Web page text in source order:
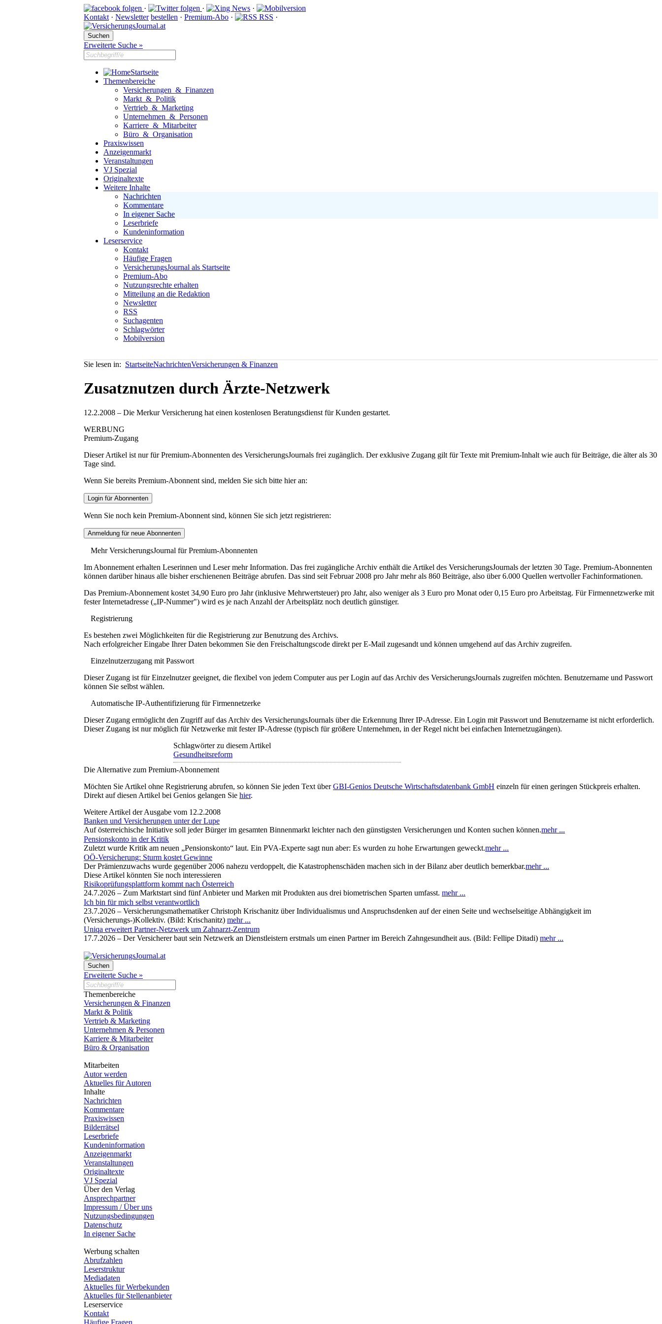
· ·
·
Kontakt · Newsletter bestellen · Premium-Abo · RSS ·
Erweiterte Suche »
Startseite
Themenbereiche
Versicherungen & Finanzen
Markt & Politik
Vertrieb & Marketing
Unternehmen & Personen
Karriere & Mitarbeiter
Büro & Organisation
Praxiswissen
Anzeigenmarkt
Veranstaltungen
VJ Spezial
Originaltexte
Weitere Inhalte
Nachrichten
Kommentare
In eigener Sache
Leserbriefe
Kundeninformation
Leserservice
Kontakt
Häufige Fragen
VersicherungsJournal als Startseite
Premium-Abo
Nutzungsrechte erhalten
Mitteilung an die Redaktion
Newsletter
RSS
Suchagenten
Schlagwörter
Mobilversion
Sie lesen in: StartseiteNachrichtenVersicherungen & Finanzen
Zusatznutzen durch Ärzte-Netzwerk
12.2.2008 – Die Merkur Versicherung hat einen kostenlosen Beratungsdienst für Kunden gestartet.
WERBUNG
Premium-Zugang
Dieser Artikel ist nur für Premium-Abonnenten des VersicherungsJournals frei zugänglich. Der exklusive Zugang gilt für Texte mit Premium-Inhalt wie auch für Beiträge, die älter als 30
Tage sind.
Wenn Sie bereits Premium-Abonnent sind, melden Sie sich bitte hier an:
Wenn Sie noch kein Premium-Abonnent sind, können Sie sich jetzt registrieren:
Mehr VersicherungsJournal für Premium-Abonnenten
Im Abonnement erhalten Leserinnen und Leser mehr Information. Das frei zugängliche Archiv enthält die Artikel des VersicherungsJournals der letzten 30 Tage. Premium-Abonnenten
können darüber hinaus alle bisher erschienenen Beiträge abrufen. Das sind seit Februar 2008 pro Jahr mehr als 860 Beiträge, also über 6.000 Quellen wertvoller Fachinformationen.
Das Premium-Abonnement kostet 34,90 Euro pro Jahr (inklusive Mehrwertsteuer) pro Jahr, also weniger als 3 Euro pro Monat oder 0,15 Euro pro Arbeitstag. Für Firmennetzwerke mit
fester Internetadresse („IP-Nummer") wird es je nach Anzahl der Arbeitsplätz noch deutlich günstiger.
Registrierung
Es bestehen zwei Möglichkeiten für die Registrierung zur Benutzung des Archivs.
Nach erfolgreicher Eingabe Ihrer Daten bekommen Sie den Freischaltungscode direkt per E-Mail zugesandt und können umgehend auf das Archiv zugreifen.
Einzelnutzerzugang mit Passwort
Dieser Zugang ist für Einzelnutzer geeignet, die flexibel von jedem Computer aus per Login auf das Archiv des VersicherungsJournals zugreifen möchten. Benutzername und Passwort
können Sie selbst wählen.
Automatische IP-Authentifizierung für Firmennetzerke
Dieser Zugang ermöglicht den Zugriff auf das Archiv des VersicherungsJournals über die Erkennung Ihrer IP-Adresse. Ein Login mit Passwort und Benutzername ist nicht erforderlich.
Dieser Zugang ist nur möglich für Netzwerke mit fester IP-Adresse (typisch für größere Unternehmen, in der Regel nicht bei einfachen Internetzugängen).
Schlagwörter zu diesem Artikel
Gesundheitsreform
Die Alternative zum Premium-Abonnement
Möchten Sie Artikel ohne Registrierung abrufen, so können Sie jeden Text überGBI-Genios Deutsche Wirtschaftsdatenbank GmbH einzeln für einen geringen Stückpreis erhalten.
Direkt auf diesen Artikel bei Genios gelangen Sie hier.
Weitere Artikel der Ausgabe vom 12.2.2008
Banken und Versicherungen unter der Lupe
Auf österreichische Initiative soll jeder Bürger im gesamten Binnenmarkt leichter nach den günstigsten Versicherungen und Konten suchen können.mehr ...
Pensionskonto in der Kritik
Zuletzt wurde Kritik am neuen „Pensionskonto“ laut. Ein PVA-Experte sagt nun aber: Es wurden zu hohe Erwartungen geweckt.mehr ...
OÖ-Versicherung: Sturm kostet Gewinne
Der Prämienzuwachs wurde gegenüber 2006 nahezu verdoppelt, die Katastrophenschäden machen sich in der Bilanz aber deutlich bemerkbar.mehr ...
Diese Artikel könnten Sie noch interessieren
Risikoprüfungsplattform kommt nach Österreich
24.7.2026 – Zum Marktstart sind fünf Anbieter und Marken mit Produkten aus drei biometrischen Sparten umfasst. mehr ...
Ich bin für mich selbst verantwortlich
23.7.2026 – Versicherungsmathematiker Christoph Krischanitz über Individualismus und Anspruchsdenken auf der einen Seite und wechselseitige Abhängigkeit im
(Versicherungs-)Kollektiv. (Bild: Krischanitz) mehr ...
Uniqa erweitert Partner-Netzwerk um Zahnarzt-Zentrum
17.7.2026 – Der Versicherer baut sein Netzwerk an Dienstleistern erstmals um einen Partner im Bereich Zahngesundheit aus. (Bild: Fellipe Ditadi) mehr ...
Erweiterte Suche »
Themenbereiche
Versicherungen & Finanzen
Markt & Politik
Vertrieb & Marketing
Unternehmen & Personen
Karriere & Mitarbeiter
Büro & Organisation
Mitarbeiten
Autor werden
Aktuelles für Autoren
Inhalte
Nachrichten
Kommentare
Praxiswissen
Bilderrätsel
Leserbriefe
Kundeninformation
Anzeigenmarkt
Veranstaltungen
Originaltexte
VJ Spezial
Über den Verlag
Ansprechpartner
Impressum / Über uns
Nutzungsbedingungen
Datenschutz
In eigener Sache
Werbung schalten
Abrufzahlen
Leserstruktur
Mediadaten
Aktuelles für Werbekunden
Aktuelles für Stellenanbieter
Leserservice
Kontakt
Häufige Fragen